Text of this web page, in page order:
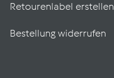
Retourenlabel erstellen
Bestellung widerrufen